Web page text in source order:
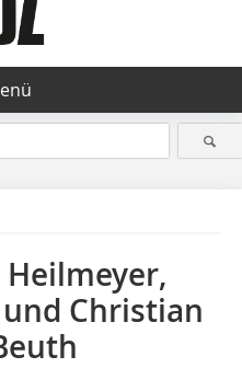
Heilmeyer,
Chris­tian